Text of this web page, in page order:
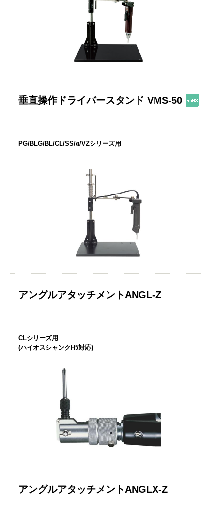
垂直操作ドライバースタンド VMS-50
PG/BLG/BL/CL/SS/α/VZシリーズ用
アングルアタッチメントANGL-Z
CLシリーズ用
(ハイオスシャンクH5対応)
アングルアタッチメントANGLX-Z